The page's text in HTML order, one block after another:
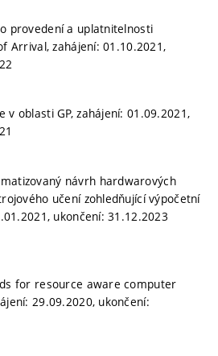
provedení a uplatnitelnosti
Arrival, zahájení: 01.10.2021,
v oblasti GP, zahájení: 01.09.2021,
návrh hardwarových
učení zohledňující výpočetní
ukončení: 31.12.2023
for resource aware computer
29.09.2020, ukončení: